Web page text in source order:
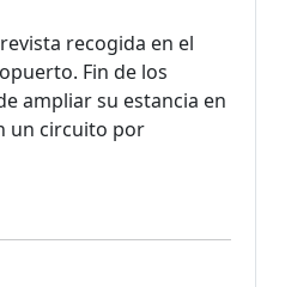
recogida en el
Fin de los
ampliar su estancia en
un circuito por